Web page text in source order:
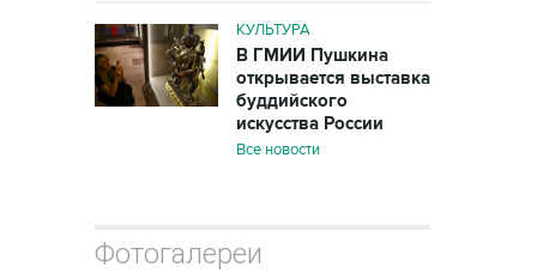
КУЛЬТУРА
В ГМИИ Пушкина
открывается выставка
буддийского
искусства России
Все новости
Фотогалереи